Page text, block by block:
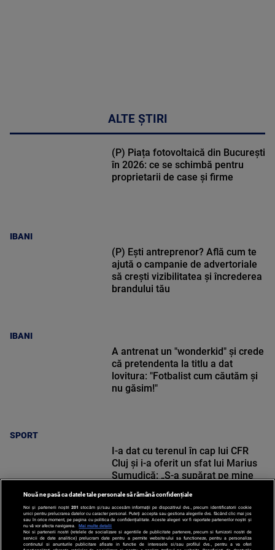
ALTE ȘTIRI
IBANI
(P) Piața fotovoltaică din București
în 2026: ce se schimbă pentru
proprietarii de case și firme
IBANI
(P) Ești antreprenor? Află cum te
ajută o campanie de advertoriale
să crești vizibilitatea și încrederea
brandului tău
SPORT
A antrenat un "wonderkid" și crede
că pretendenta la titlu a dat
lovitura: "Fotbalist cum căutăm și
nu găsim!"
SPORT
I-a dat cu terenul în cap lui CFR
Cluj și i-a oferit un sfat lui Marius
Șumudică: „S-a supărat pe mine
Nouă ne pasă ca datele tale personale să rămână confidențiale
Noi și partenerii noștri 201 stocăm și/sau accesăm informații pe dispozitivul dvs., precum identificatorii cookie
unici pentru prelucrarea datelor cu caracter personal. Puteți accepta sau gestiona alegerile dvs. făcând clic mai jos
sau în orice moment, pe pagina cu politica de confidențialitate. Aceste alegeri vor fi raportate partenerilor noștri și
nu vă vor afecta navigarea.
Mai multe detalii
Noi si partenerii nostri (retelele de socializare si agentiile de publicitate partenere, precum si furnizorii nostri de
servicii de date analitice) prelucram date pentru a permite website-ului sa functioneze, pentru a personaliza
continutul si anunturile publicitare afisate in functie de interesele si/sau profilul dvs., pentru a va oferi